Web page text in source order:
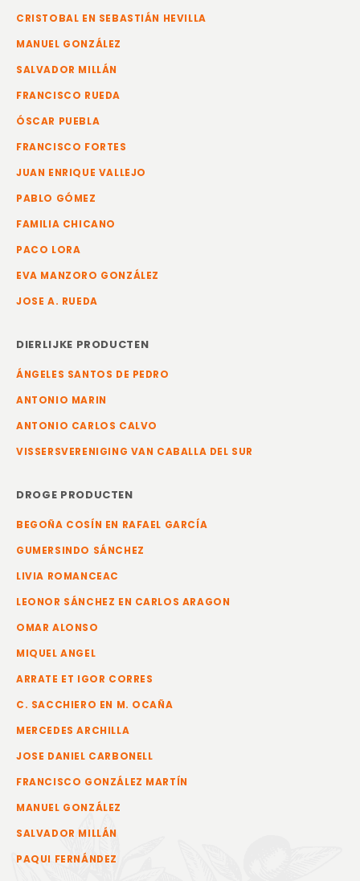
CRISTOBAL EN SEBASTIÁN HEVILLA
MANUEL GONZÁLEZ
SALVADOR MILLÁN
FRANCISCO RUEDA
ÓSCAR PUEBLA
FRANCISCO FORTES
JUAN ENRIQUE VALLEJO
PABLO GÓMEZ
FAMILIA CHICANO
PACO LORA
EVA MANZORO GONZÁLEZ
JOSE A. RUEDA
DIERLIJKE PRODUCTEN
ÁNGELES SANTOS DE PEDRO
ANTONIO MARIN
ANTONIO CARLOS CALVO
VISSERSVERENIGING VAN CABALLA DEL SUR
DROGE PRODUCTEN
BEGOÑA COSÍN EN RAFAEL GARCÍA
GUMERSINDO SÁNCHEZ
LIVIA ROMANCEAC
LEONOR SÁNCHEZ EN CARLOS ARAGON
OMAR ALONSO
MIQUEL ANGEL
ARRATE ET IGOR CORRES
C. SACCHIERO EN M. OCAÑA
MERCEDES ARCHILLA
JOSE DANIEL CARBONELL
FRANCISCO GONZÁLEZ MARTÍN
MANUEL GONZÁLEZ
SALVADOR MILLÁN
PAQUI FERNÁNDEZ